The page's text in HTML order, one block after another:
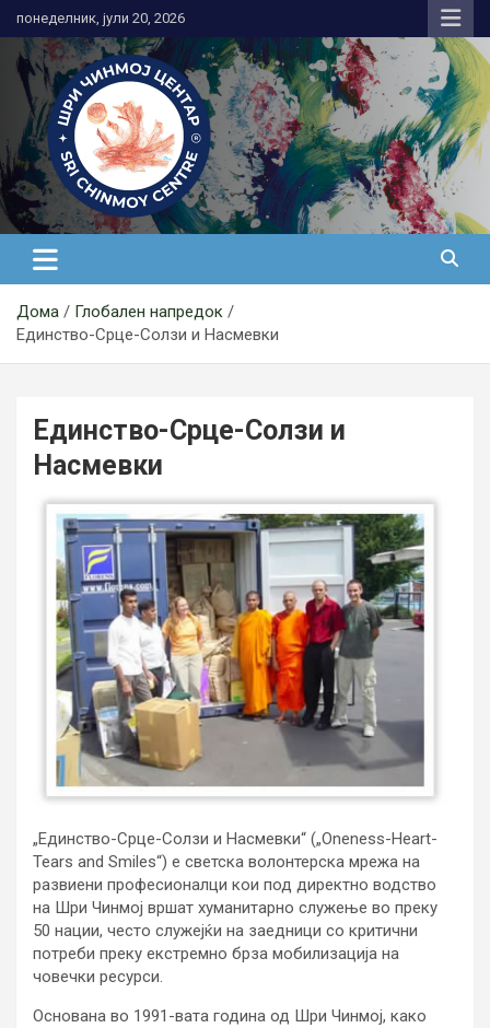
to
content
понеделник, јули 20, 2026
Медитација
Дома
Глобален напредок
Единство-Срце-Солзи и Насмевки
Единство-Срце-Солзи и
Насмевки
„Единство-Срце-Солзи и Насмевки“ („Oneness-Heart-
Tears and Smiles“) е светска волонтерска мрежа на
развиени професионалци кои под директно водство
на Шри Чинмој вршат хуманитарно служење во преку
50 нации, често служејќи на заедници со критични
потреби преку екстремно брза мобилизација на
човечки ресурси.
Основана во 1991-вата година од Шри Чинмој, како